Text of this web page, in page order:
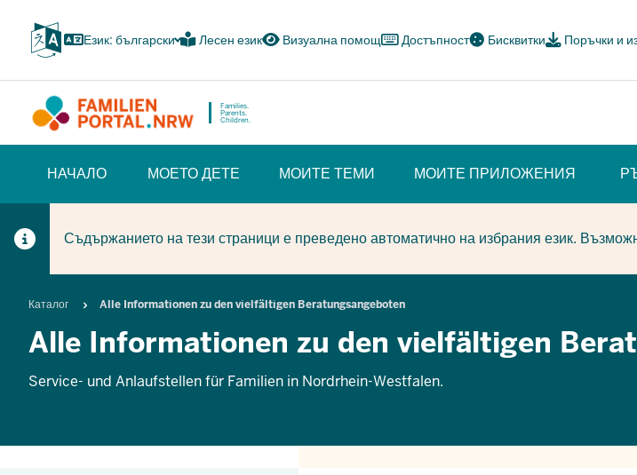
main
Език: български Лесен език Визуална помощ Достъпност Бисквитки Поръчки и
Families.
Parents.
Children.
(BÜRGERBEREICH)
НАЧАЛО МОЕТО ДЕТЕ МОИТЕ ТЕМИ МОИТЕ ПРИЛОЖЕНИЯ
Съдържанието на тези страници е преведено автоматично на избрания език.
Breadcrumb
Каталог Alle Informationen zu den vielfältigen Beratungsangeboten
Alle Informationen zu den vielfältigen
Service- und Anlaufstellen für Familien in Nordrhein-Westfalen.